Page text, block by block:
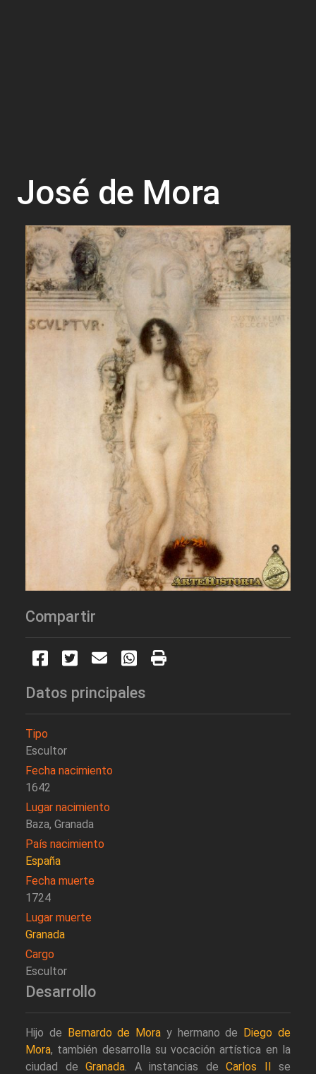
José de Mora
Compartir
Datos principales
Tipo
Escultor
Fecha nacimiento
1642
Lugar nacimiento
Baza, Granada
País nacimiento
España
Fecha muerte
1724
Lugar muerte
Granada
Cargo
Escultor
Desarrollo
Hijo de Bernardo de Mora y hermano de Diego de
Mora, también desarrolla su vocación artística en la
ciudad de Granada. A instancias de Carlos II se